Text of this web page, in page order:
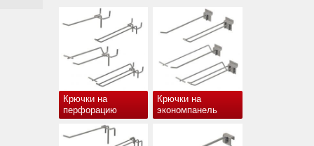
Крючки на
перфорацию
Крючки на
экономпанель